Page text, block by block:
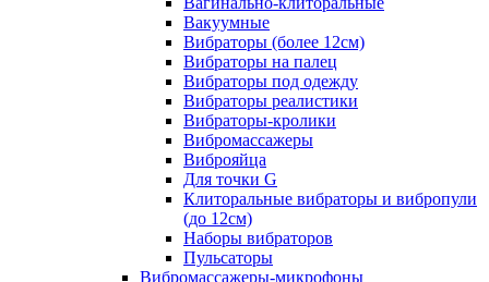
Вакуумные
Вибраторы (более 12см)
Вибраторы на палец
Вибраторы под одежду
Вибраторы реалистики
Вибраторы-кролики
Вибромассажеры
Виброяйца
Для точки G
Клиторальные вибраторы и вибропули
(до 12см)
Наборы вибраторов
Пульсаторы
Вибромассажеры-микрофоны